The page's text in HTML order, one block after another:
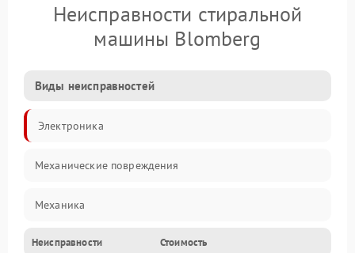
Неисправности стиральной
машины Blomberg
Виды неисправностей
Электроника
Механические повреждения
Механика
Электропитание
Неисправности Стоимость